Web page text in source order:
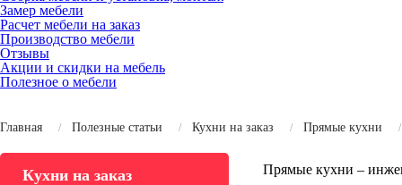
Замер мебели
Расчет мебели на заказ
Производство мебели
Отзывы
Акции и скидки на мебель
Полезное о мебели
Главная Полезные статьи Кухни на заказ Прямые кухни
Кухни на заказ Прямые кухни –